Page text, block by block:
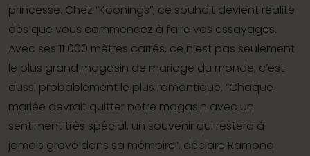
princesse. Chez “Koonings”, ce souhait devient réalité
dès que vous commencez à faire vos essayages.
Avec ses 11 000 mètres carrés, ce n’est pas seulement
le plus grand magasin de mariage du monde, c’est
aussi probablement le plus romantique. “Chaque
mariée devrait quitter notre magasin avec un
sentiment très spécial, un souvenir qui restera à
jamais gravé dans sa mémoire”, déclare Ramona